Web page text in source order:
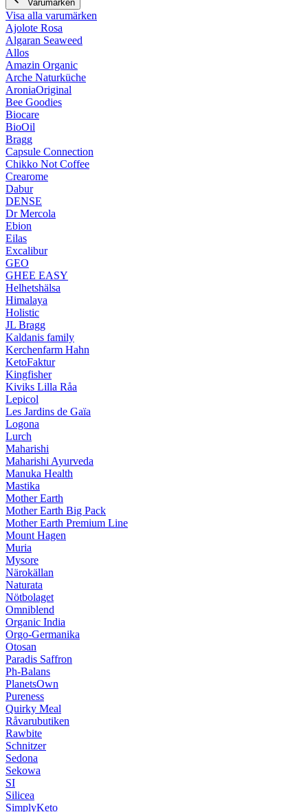
Varumärken
Visa alla varumärken
Ajolote Rosa
Algaran Seaweed
Allos
Amazin Organic
Arche Naturküche
AroniaOriginal
Bee Goodies
Biocare
BioOil
Bragg
Capsule Connection
Chikko Not Coffee
Crearome
Dabur
DENSE
Dr Mercola
Ebion
Eilas
Excalibur
GEO
GHEE EASY
Helhetshälsa
Himalaya
Holistic
JL Bragg
Kaldanis family
Kerchenfarm Hahn
KetoFaktur
Kingfisher
Kiviks Lilla Råa
Lepicol
Les Jardins de Gaïa
Logona
Lurch
Maharishi
Maharishi Ayurveda
Manuka Health
Mastika
Mother Earth
Mother Earth Big Pack
Mother Earth Premium Line
Mount Hagen
Muria
Mysore
Närokällan
Naturata
Nötbolaget
Omniblend
Organic India
Orgo-Germanika
Otosan
Paradis Saffron
Ph-Balans
PlanetsOwn
Pureness
Quirky Meal
Råvarubutiken
Rawbite
Schnitzer
Sedona
Sekowa
SI
Silicea
SimplyKeto